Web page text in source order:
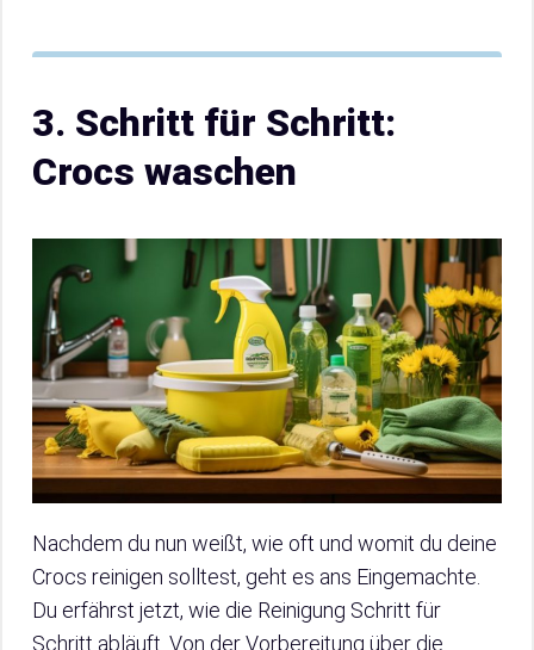
3. Schritt für Schritt:
Crocs waschen
Nachdem du nun weißt, wie oft und womit du deine
Crocs reinigen solltest, geht es ans Eingemachte.
Du erfährst jetzt, wie die Reinigung Schritt für
Schritt abläuft. Von der Vorbereitung über die